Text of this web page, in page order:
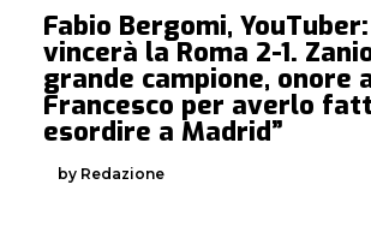
Fabio Bergomi,
vincerà la Roma 2-1.
grande campione, onore
Francesco per averlo
esordire a Madrid”
by Redazione